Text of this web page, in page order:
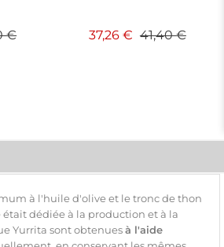
€Prix 37,26 € Prix de base
41,40 €Prix
à l'huile d'olive et le tronc de thon
dédiée à la production et à la
Yurrita sont obtenuesà l'aide